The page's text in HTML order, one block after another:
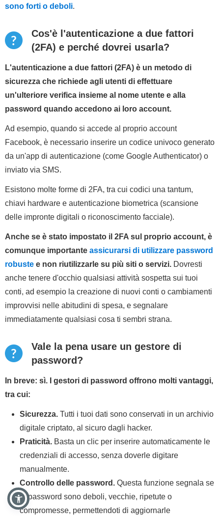
sono forti o deboli.
Cos'è l'autenticazione a due fattori
(2FA) e perché dovrei usarla?
L'autenticazione a due fattori (2FA) è un metodo di
sicurezza che richiede agli utenti di effettuare
un'ulteriore verifica insieme al nome utente e alla
password quando accedono ai loro account.
Ad esempio, quando si accede al proprio account
Facebook, è necessario inserire un codice univoco generato
da un'app di autenticazione (come Google Authenticator) o
inviato via SMS.
Esistono molte forme di 2FA, tra cui codici una tantum,
chiavi hardware e autenticazione biometrica (scansione
delle impronte digitali o riconoscimento facciale).
Anche se è stato impostato il 2FA sul proprio account, è
comunque importante assicurarsi di utilizzare password
robuste e non riutilizzarle su più siti o servizi. Dovresti
anche tenere d'occhio qualsiasi attività sospetta sui tuoi
conti, ad esempio la creazione di nuovi conti o cambiamenti
improvvisi nelle abitudini di spesa, e segnalare
immediatamente qualsiasi cosa ti sembri strana.
Vale la pena usare un gestore di
password?
In breve: sì. I gestori di password offrono molti vantaggi,
tra cui:
Sicurezza. Tutti i tuoi dati sono conservati in un archivio
digitale criptato, al sicuro dagli hacker.
Praticità. Basta un clic per inserire automaticamente le
credenziali di accesso, senza doverle digitare
manualmente.
Controllo delle password. Questa funzione segnala se
le password sono deboli, vecchie, ripetute o
compromesse, permettendoti di aggiornarle